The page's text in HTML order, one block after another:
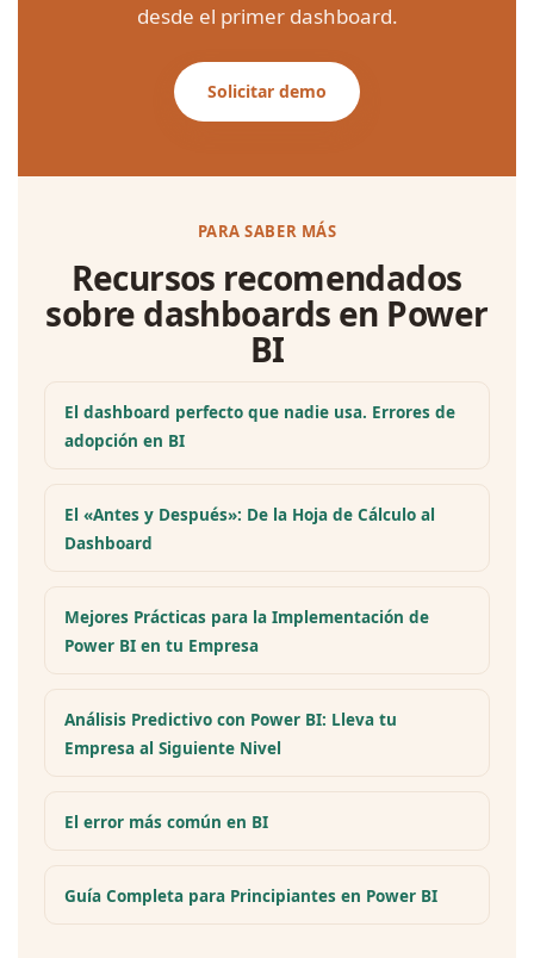
desde el primer dashboard.
Solicitar demo
PARA SABER MÁS
Recursos recomendados
sobre dashboards en Power
BI
El dashboard perfecto que nadie usa. Errores de
adopción en BI
El «Antes y Después»: De la Hoja de Cálculo al
Dashboard
Mejores Prácticas para la Implementación de
Power BI en tu Empresa
Análisis Predictivo con Power BI: Lleva tu
Empresa al Siguiente Nivel
El error más común en BI
Guía Completa para Principiantes en Power BI